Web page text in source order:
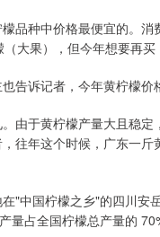
品种中价格最便宜的。
大果），但今年想要再买
告诉记者，今年黄柠檬
由于黄柠檬产量大且稳
往年这个时候，广东一
"中国柠檬之乡"的四川
量占全国柠檬总产量的